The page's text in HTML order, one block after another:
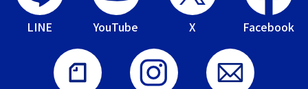
LINE YouTube X Facebook